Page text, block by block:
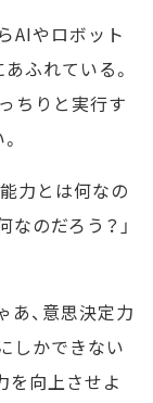
AIやロボット
ふれている。
ちりと実行す
力とは何なの
なのだろう？」
あ、意思決定力
しかできない
を向上させよ